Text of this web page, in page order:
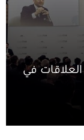
يعكس أزمة العلاقات في